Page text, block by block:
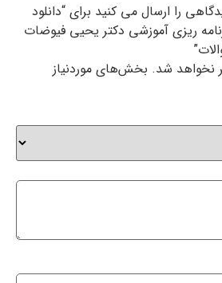
را ارسال می کنید برای “دانلود
ریزی آموزشی دکتر یحیی فیوضات
نخواهد شد. بخش‌های موردنیاز